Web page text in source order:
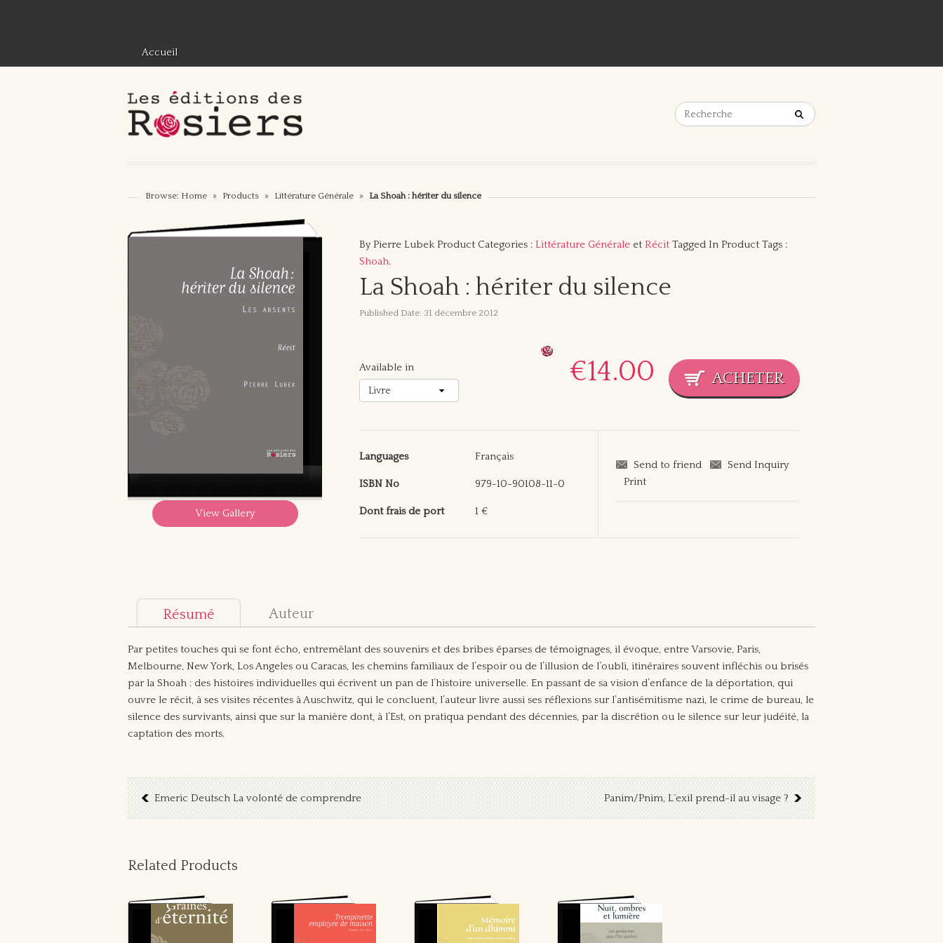
Accueil
Browse: Home » Products » Littérature Générale » La Shoah : hériter du silence
View Gallery
By Pierre LubekProduct Categories :Littérature Générale etRécit Tagged In Product Tags :
Shoah.
La Shoah : hériter du silence
Published Date: 31 décembre 2012
Available in €14.00
Languages Français
ISBN No 979-10-90108-11-0
Dont frais de port 1 €
Send to friend
Send Inquiry
Print
Résumé Auteur
Par petites touches qui se font écho, entremêlant des souvenirs et des bribes éparses de témoignages, il évoque, entre Varsovie, Paris,
Melbourne, New York, Los Angeles ou Caracas, les chemins familiaux de l’espoir ou de l’illusion de l’oubli, itinéraires souvent infléchis ou brisés
par la Shoah : des histoires individuelles qui écrivent un pan de l’histoire universelle. En passant de sa vision d’enfance de la déportation, qui
ouvre le récit, à ses visites récentes à Auschwitz, qui le concluent, l’auteur livre aussi ses réflexions sur l’antisémitisme nazi, le crime de bureau, le
silence des survivants, ainsi que sur la manière dont, à l’Est, on pratiqua pendant des décennies, par la discrétion ou le silence sur leur judéité, la
captation des morts.
Emeric Deutsch La volonté de comprendre Panim/Pnim, L´exil prend-il au visage ?
Related Products